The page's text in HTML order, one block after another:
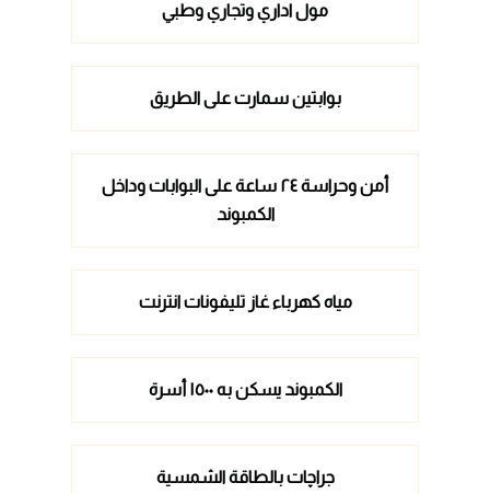
مول اداري وتجاري وطبي
بوابتين سمارت على الطريق
أمن وحراسة ٢٤ ساعة على البوابات وداخل
الكمبوند
مياه كهرباء غاز تليفونات انترنت
الكمبوند يسكن به ١٥٠٠ أسرة
جراچات بالطاقة الشمسية